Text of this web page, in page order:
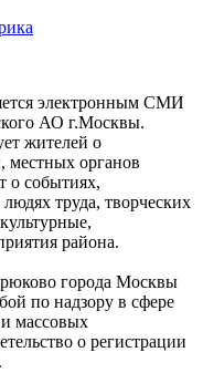
электронным СМИ
АО г.Москвы.
жителей о
местных органов
о событиях,
труда, творческих
района.
города Москвы
по надзору в сфере
массовых
о регистрации